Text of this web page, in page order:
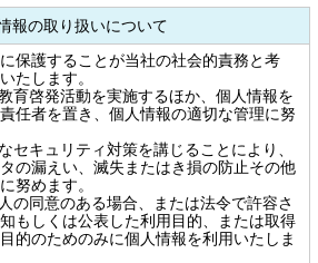
報の取り扱いについて
保護することが当社の社会的責務と考
たします。
育啓発活動を実施するほか、個人情報を
任者を置き、個人情報の適切な管理に努
セキュリティ対策を講じることにより、
の漏えい、滅失またはき損の防止その他
努めます。
の同意のある場合、または法令で許容さ
もしくは公表した利用目的、または取得
的のためのみに個人情報を利用いたしま